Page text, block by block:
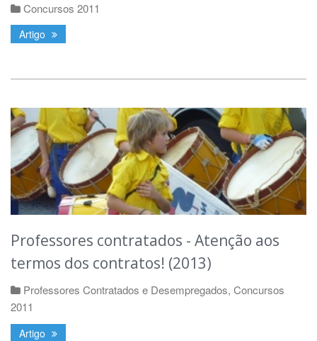
Concursos 2011
Artigo
Professores contratados - Atenção aos
termos dos contratos! (2013)
Professores Contratados e Desempregados, Concursos
2011
Artigo